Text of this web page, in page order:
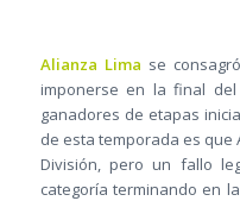
Alianza Lima se
imponerse en la final del
ganadores de etapas
de esta temporada es que
División, pero un fallo
categoría terminando en